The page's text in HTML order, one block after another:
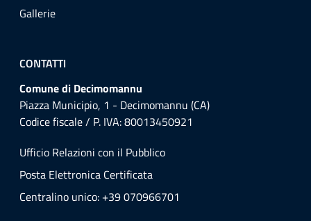
Gallerie
CONTATTI
Comune di Decimomannu
Piazza Municipio, 1 - Decimomannu (CA)
Codice fiscale / P. IVA: 80013450921
Ufficio Relazioni con il Pubblico
Posta Elettronica Certificata
Centralino unico: +39 070966701